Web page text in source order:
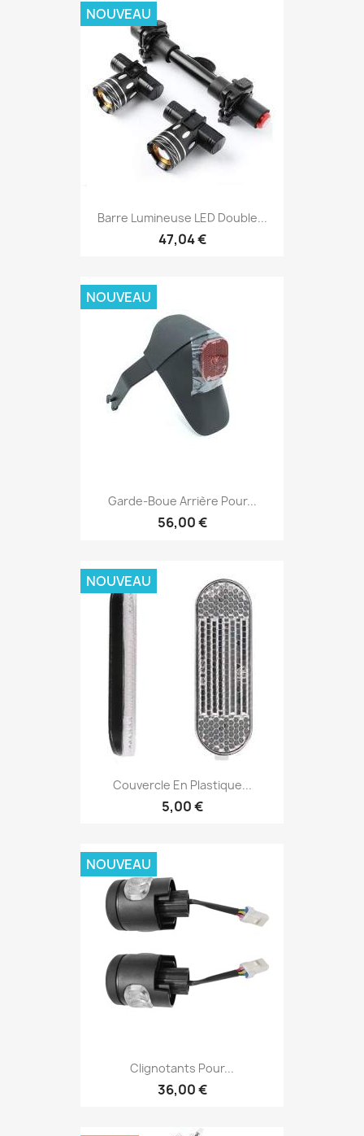
Barre Lumineuse LED Double...
47,04 €
NOUVEAU
Garde-Boue Arrière Pour...
56,00 €
NOUVEAU
Couvercle En Plastique...
5,00 €
NOUVEAU
Clignotants Pour...
36,00 €
NOUVEAU